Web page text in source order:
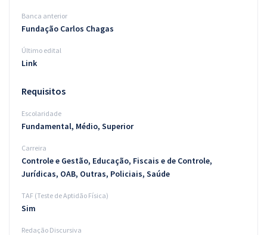
Banca anterior
Fundação Carlos Chagas
Último edital
Link
Requisitos
Escolaridade
Fundamental, Médio, Superior
Carreira
Controle e Gestão, Educação, Fiscais e de Controle,
Jurídicas, OAB, Outras, Policiais, Saúde
TAF (Teste de Aptidão Física)
Sim
Redação Discursiva